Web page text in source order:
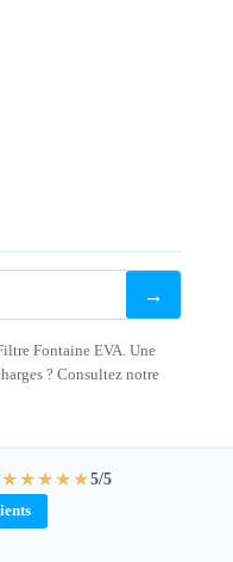
→
Fontaine EVA. Une
? Consultez notre
★★★★★5/5